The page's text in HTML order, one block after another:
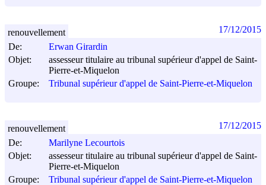
De:
Erwan Girardin
Objet:
assesseur titulaire au tribunal supérieur d'appel de Saint-
Pierre-et-Miquelon
Groupe:
Tribunal supérieur d'appel de Saint-Pierre-et-Miquelon
renouvellement 17/12/2015
De:
Marilyne Lecourtois
Objet:
assesseur titulaire au tribunal supérieur d'appel de Saint-
Pierre-et-Miquelon
Groupe:
Tribunal supérieur d'appel de Saint-Pierre-et-Miquelon
renouvellement 17/12/2015